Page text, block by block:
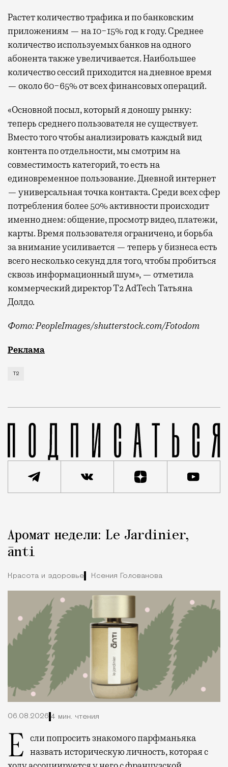
Растет количество трафика и по банковским
приложениям — на 10−15% год к году. Среднее
количество используемых банков на одного
абонента также увеличивается. Наибольшее
количество сессий приходится на дневное время
— около 60−65% от всех финансовых операций.
«Основной посыл, который я доношу рынку:
теперь среднего пользователя не существует.
Вместо того чтобы анализировать каждый вид
контента по отдельности, мы смотрим на
совместимость категорий, то есть на
единовременное пользование. Дневной интернет
— универсальная точка контакта. Среди всех сфер
потребления более 50% активности происходит
именно днем: общение, просмотр видео, платежи,
карты. Время пользователя ограничено, и борьба
за внимание усиливается — теперь у бизнеса есть
всего несколько секунд для того, чтобы пробиться
сквозь информационный шум», — отметила
коммерческий директор Т2 AdTech Татьяна
Долдо.
Фото: PeopleImages/shutterstock.com/Fotodom
Мобильный оператор Т2 изучил модели интернет-
Реклама
Т2
Город
Аромат недели: Le Jardinier,
ānti
Красота и здоровье Ксения Голованова
06.08.2026 4 мин. чтения
Если попросить знакомого парфманьяка назвать историческую личность, которая с